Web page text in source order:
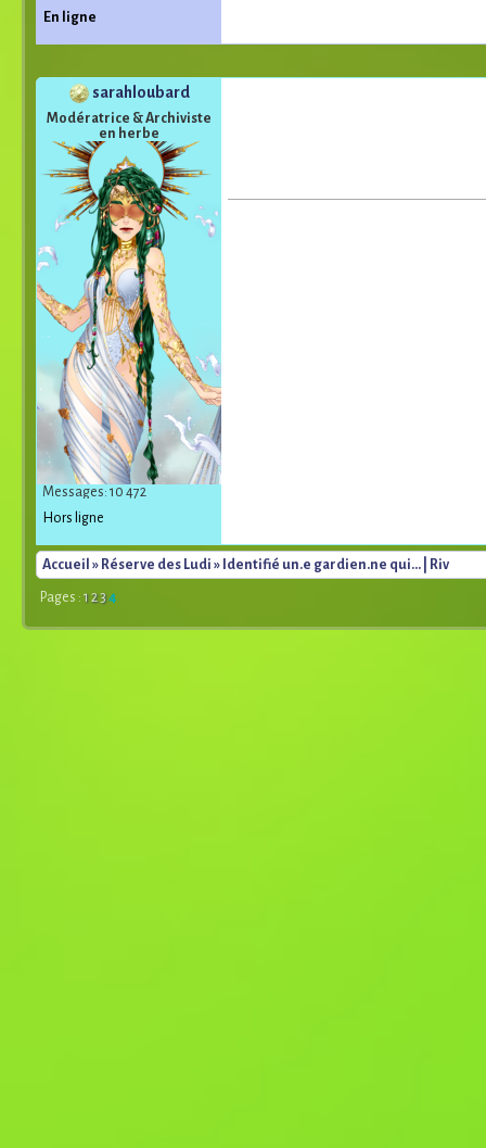
En ligne
sarahloubard
Modératrice & Archiviste
en herbe
Messages: 10 472
Hors ligne
Accueil » Réserve des Ludi » Identifié un.e gardien.ne qui... | Riv
Pages : 1 234